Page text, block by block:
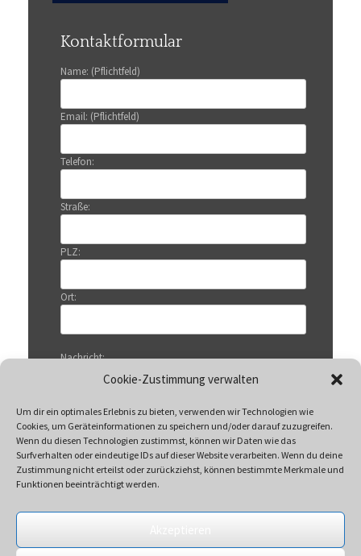
Cookie-Zustimmung verwalten
Um dir ein optimales Erlebnis zu bieten, verwenden wir Technologien wie
Cookies, um Geräteinformationen zu speichern und/oder darauf zuzugreifen.
Wenn du diesen Technologien zustimmst, können wir Daten wie das
Surfverhalten oder eindeutige IDs auf dieser Website verarbeiten. Wenn du deine
Zustimmung nicht erteilst oder zurückziehst, können bestimmte Merkmale und
Funktionen beeinträchtigt werden.
Kontaktformular
Name: (Pflichtfeld)
Email: (Pflichtfeld)
Telefon:
Straße:
PLZ:
Ort:
Nachricht:
Mit Klicken auf „Senden“ akzeptieren Sie unsere